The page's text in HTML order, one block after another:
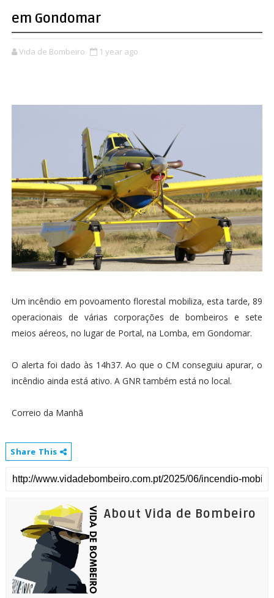
em Gondomar
Vida de Bombeiro 1 year ago
Um incêndio em povoamento florestal mobiliza, esta tarde, 89
operacionais de várias corporações de bombeiros e sete
meios aéreos, no lugar de Portal, na Lomba, em Gondomar.
O alerta foi dado às 14h37. Ao que o CM conseguiu apurar, o
incêndio ainda está ativo. A GNR também está no local.
Correio da Manhã
Share This
About Vida de Bombeiro